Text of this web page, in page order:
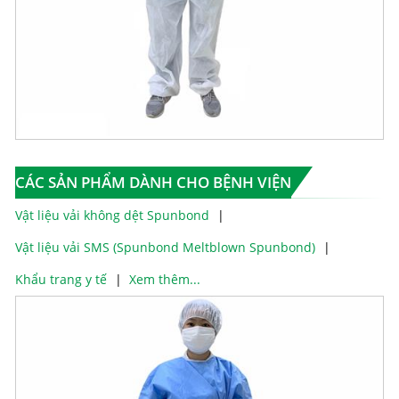
CÁC SẢN PHẨM DÀNH CHO BỆNH VIỆN
Vật liệu vải không dệt Spunbond
Vật liệu vải SMS (Spunbond Meltblown Spunbond)
Khẩu trang y tế
Xem thêm...
đ